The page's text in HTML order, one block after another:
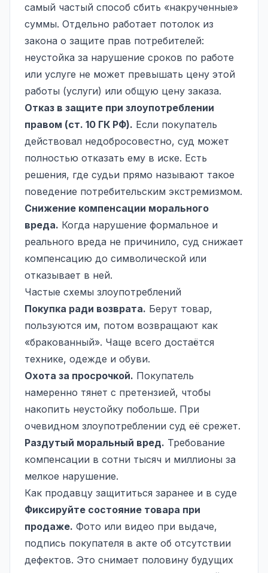
самый частый способ сбить «накрученные»
суммы. Отдельно работает потолок из
закона о защите прав потребителей:
неустойка за нарушение сроков по работе
или услуге не может превышать цену этой
работы (услуги) или общую цену заказа.
Отказ в защите при злоупотреблении
правом (ст. 10 ГК РФ). Если покупатель
действовал недобросовестно, суд может
полностью отказать ему в иске. Есть
решения, где судьи прямо называют такое
поведение потребительским экстремизмом.
Снижение компенсации морального
вреда. Когда нарушение формальное и
реального вреда не причинило, суд снижает
компенсацию до символической или
отказывает в ней.
Частые схемы злоупотреблений
Покупка ради возврата. Берут товар,
пользуются им, потом возвращают как
«бракованный». Чаще всего достаётся
технике, одежде и обуви.
Охота за просрочкой. Покупатель
намеренно тянет с претензией, чтобы
накопить неустойку побольше. При
очевидном злоупотреблении суд её срежет.
Раздутый моральный вред. Требование
компенсации в сотни тысяч и миллионы за
мелкое нарушение.
Как продавцу защититься заранее и в суде
Фиксируйте состояние товара при
продаже. Фото или видео при выдаче,
подпись покупателя в акте об отсутствии
дефектов. Это снимает половину будущих